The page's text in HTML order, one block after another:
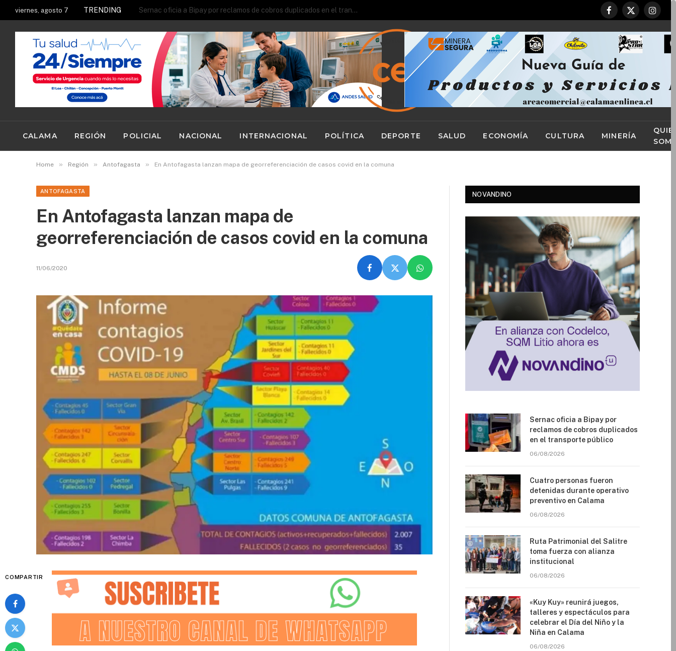
viernes, agosto 7 TRENDING Cuatro personas fueron detenidas durante operativo preventivo en Calama
Facebook
X
CALAMA REGIÓN POLICIAL NACIONAL INTERNACIONAL POLÍTICA DEPORTE SALUD ECONOMÍA CULTURA MINERÍA
Home » Región » Antofagasta » En Antofagasta lanzan mapa de georreferenciación de casos covid en la comuna
ANTOFAGASTA
En Antofagasta lanzan mapa de
georreferenciación de casos covid en la comuna
11/06/2020
COMPARTIR
NOVANDINO
Sernac oficia a Bipay por
reclamos de cobros duplicados
en el transporte público
06/08/2026
Cuatro personas fueron
detenidas durante operativo
preventivo en Calama
06/08/2026
Ruta Patrimonial del Salitre
toma fuerza con alianza
institucional
06/08/2026
«Kuy Kuy» reunirá juegos,
talleres y espectáculos para
celebrar el Día del Niño y la
Niña en Calama
06/08/2026